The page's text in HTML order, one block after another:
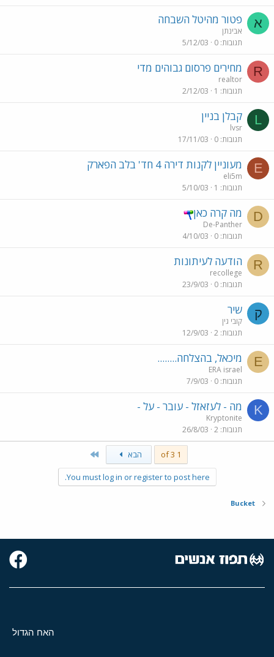
א פטור מהיטל השבחה
אבינתן
תגובות 0
5/12/03
R מחירים פרסום גבוהים מדי
realtor
תגובות 1
2/12/03
L קבלן בניין
lvsr
תגובות 0
17/11/03
E מעוניין לקנות דירה 4 חד' בלב הפארק
eli5m
תגובות 1
5/10/03
D מה קרה כאן
De-Panther
תגובות 0
4/10/03
R הודעה לעיתונות
recollege
תגובות 0
23/9/03
ק שיר
קובי גין
תגובות 2
12/9/03
E מיכאל, בהצלחה........
ERA israel
תגובות 0
7/9/03
K מה - לעזאזל - עובר - על -
Kryptonite
תגובות 2
26/8/03
1 of 3 הבא
You must log in or register to post here.
Bucket
האח הגדול